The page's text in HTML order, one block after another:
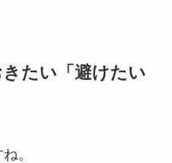
たい「避けたい
。